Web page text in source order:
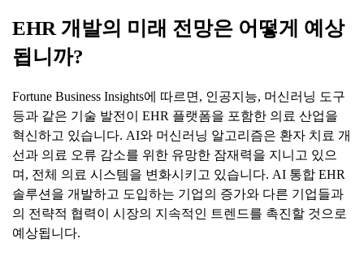
EHR 개발의 미래 전망은 어떻게
예상
됩니까?
Fortune Business Insights에 따르면, 인공지능, 머신러닝 도구
등과 같은 기술 발전이 EHR 플랫폼을 포함한 의료 산업을
혁신하고 있습니다. AI와 머신러닝 알고리즘은 환자 치료 개
선과 의료 오류 감소를 위한 유망한 잠재력을 지니고 있으
며, 전체 의료 시스템을 변화시키고 있습니다. AI 통합 EHR
솔루션을 개발하고 도입하는 기업의 증가와 다른 기업들과
의 전략적 협력이 시장의 지속적인 트렌드를 촉진할 것으로
예상됩니다.